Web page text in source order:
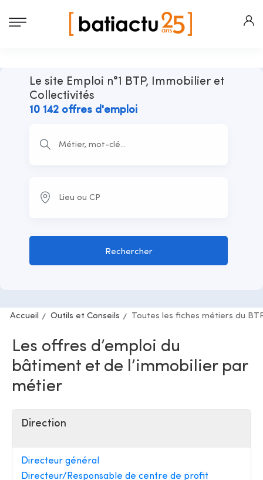
Le site Emploi n°1 BTP, Immobilier et
Collectivités
10 142 offres d'emploi
Rechercher
Accueil Outils et Conseils Toutes les fiches métiers du
Les offres d’emploi du
bâtiment et de l’immobilier par
métier
Direction
Directeur général
Directeur/Responsable de centre de profit